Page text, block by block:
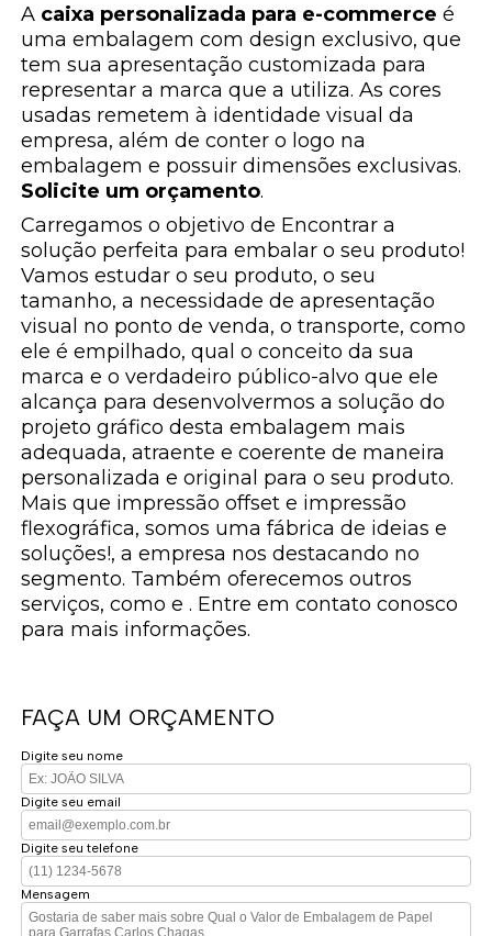
A caixa personalizada para e-commerce é
uma embalagem com design exclusivo, que
tem sua apresentação customizada para
representar a marca que a utiliza. As cores
usadas remetem à identidade visual da
empresa, além de conter o logo na
embalagem e possuir dimensões exclusivas.
Solicite um orçamento.
Carregamos o objetivo de Encontrar a
solução perfeita para embalar o seu produto!
Vamos estudar o seu produto, o seu
tamanho, a necessidade de apresentação
visual no ponto de venda, o transporte, como
ele é empilhado, qual o conceito da sua
marca e o verdadeiro público-alvo que ele
alcança para desenvolvermos a solução do
projeto gráfico desta embalagem mais
adequada, atraente e coerente de maneira
personalizada e original para o seu produto.
Mais que impressão offset e impressão
flexográfica, somos uma fábrica de ideias e
soluções!, a empresa nos destacando no
segmento. Também oferecemos outros
serviços, como e . Entre em contato conosco
para mais informações.
FAÇA UM ORÇAMENTO
Digite seu nome
Digite seu email
Digite seu telefone
Mensagem